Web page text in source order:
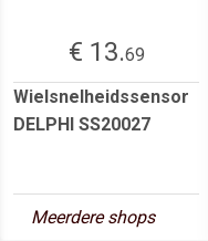
€ 13.69
Wielsnelheidssensor
DELPHI SS20027
Meerdere shops